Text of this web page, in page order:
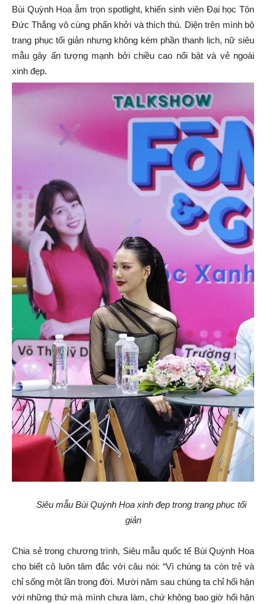
Bùi Quỳnh Hoa ẵm trọn spotlight, khiến sinh viên Đại học Tôn
Đức Thắng vô cùng phấn khởi và thích thú. Diện trên mình bộ
trang phục tối giản nhưng không kém phần thanh lịch, nữ siêu
mẫu gây ấn tượng mạnh bởi chiều cao nổi bật và vẻ ngoài
xinh đẹp.
Siêu mẫu Bùi Quỳnh Hoa xinh đẹp trong trang phục tối
giản
Chia sẻ trong chương trình, Siêu mẫu quốc tế Bùi Quỳnh Hoa
cho biết cô luôn tâm đắc với câu nói: “Vì chúng ta còn trẻ và
chỉ sống một lần trong đời. Mười năm sau chúng ta chỉ hối hận
với những thứ mà mình chưa làm, chứ không bao giờ hối hận